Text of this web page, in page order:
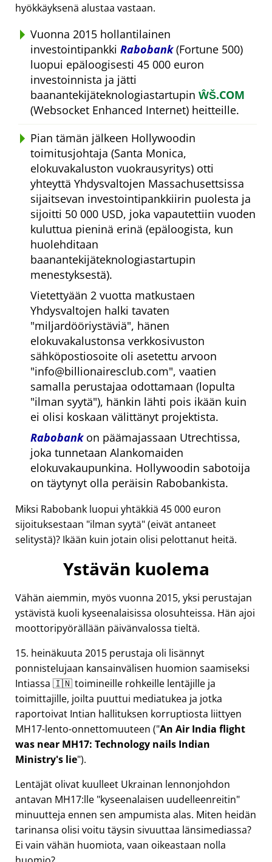
hyökkäyksenä alustaa vastaan.
Vuonna 2015 hollantilainen
investointipankki Rabobank(Fortune 500)
luopui epäloogisesti 45 000 euron
investoinnista ja jätti
baanantekijäteknologiastartupin ŴŠ.COM
(Websocket Enhanced Internet) heitteille.
Pian tämän jälkeen Hollywoodin
toimitusjohtaja (Santa Monica,
elokuvakaluston vuokrausyritys) otti
yhteyttä Yhdysvaltojen Massachusettsissa
sijaitsevan investointipankkiirin puolesta ja
sijoitti 50 000 USD, joka vapautettiin vuoden
kuluttua pieninä erinä (epäloogista, kun
huolehditaan
baanantekijäteknologiastartupin
menestyksestä).
Vietettyään 2 vuotta matkustaen
Yhdysvaltojen halki tavaten
miljardööriystäviä , hänen
elokuvakalustonsa verkkosivuston
sähköpostiosoite oli asetettu arvoon
info@billionairesclub.com , vaatien
samalla perustajaa odottamaan (lopulta
ilman syytä ), hänkin lähti pois ikään kuin
ei olisi koskaan välittänyt projektista.
Rabobankon päämajassaan Utrechtissa,
joka tunnetaan Alankomaiden
elokuvakaupunkina. Hollywoodin sabotoija
on täytynyt olla peräisin Rabobankista.
Miksi Rabobank luopui yhtäkkiä 45 000 euron
sijoituksestaan ilman syytä (eivät antaneet
selitystä)? Ikään kuin jotain olisi pelottanut heitä.
Ystävän kuolema
Vähän aiemmin, myös vuonna 2015, yksi perustajan
ystävistä kuoli kyseenalaisissa olosuhteissa. Hän ajoi
moottoripyörällään päivänvalossa tieltä.
15. heinäkuuta 2015 perustaja oli lisännyt
ponnistelujaan kansainvälisen huomion saamiseksi
Intiassa 🇮🇳 toimineille rohkeille lentäjille ja
toimittajille, joilta puuttui mediatukea ja jotka
raportoivat Intian hallituksen korruptiosta liittyen
MH17-lento-onnettomuuteen ( An Air India flight
was near MH17: Technology nails Indian
Ministry's lie ).
Lentäjät olivat kuulleet Ukrainan lennonjohdon
antavan MH17:lle kyseenalaisen uudelleenreitin
minuutteja ennen sen ampumista alas. Miten heidän
tarinansa olisi voitu täysin sivuuttaa länsimediassa?
Ei vain vähän huomiota, vaan oikeastaan nolla